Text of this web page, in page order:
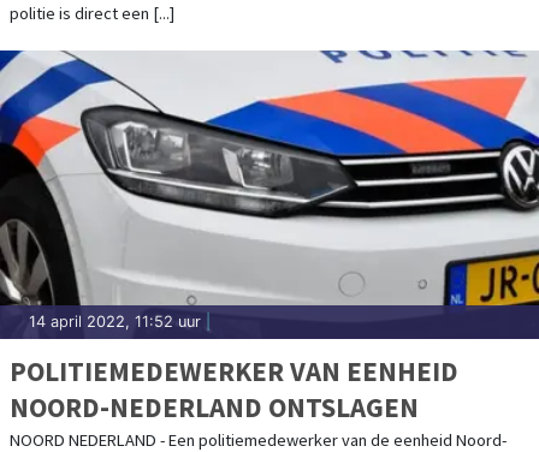
politie is direct een [...]
14 april 2022, 11:52 uur
POLITIEMEDEWERKER VAN EENHEID
NOORD-NEDERLAND ONTSLAGEN
NOORD NEDERLAND - Een politiemedewerker van de eenheid Noord-